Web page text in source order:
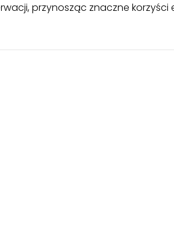
przynosząc znaczne korzyści